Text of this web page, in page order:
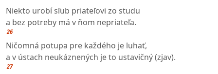
Niekto urobí sľub priateľovi zo studu
a bez potreby má v ňom nepriateľa.
26
Ničomná potupa pre každého je luhať,
a v ústach neukáznených je to ustavičný (zjav).
27